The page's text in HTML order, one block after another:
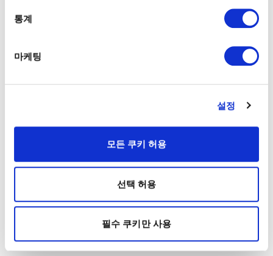
통계
마케팅
설정
모든 쿠키 허용
선택 허용
필수 쿠키만 사용